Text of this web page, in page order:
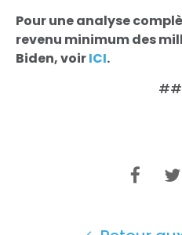
Pour une analyse
revenu minimum des
Biden, voirICI.